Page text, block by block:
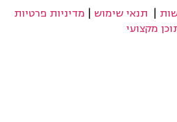
תנאי שימוש
מדיניות פרטיות
מקצועי